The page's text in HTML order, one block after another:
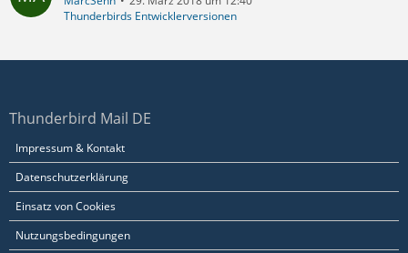
Thunderbirds Entwicklerversionen
Thunderbird Mail DE
Impressum & Kontakt
Datenschutzerklärung
Einsatz von Cookies
Nutzungsbedingungen